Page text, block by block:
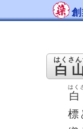
白
はくさ
はく
標